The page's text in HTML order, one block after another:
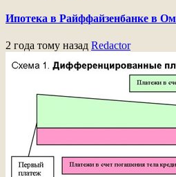
Ипотека в Райффайзенбанке в
2 года тому назад Redactor